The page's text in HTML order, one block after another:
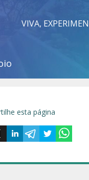
VIVA,
esta página